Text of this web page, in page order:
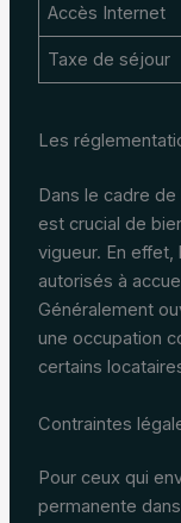
Accès Internet
Taxe de séjour
Les
Dans le cadre de
est crucial de
vigueur. En
autorisés à
Généralement
une occupation
certains
Contraintes
Pour ceux qui
permanente